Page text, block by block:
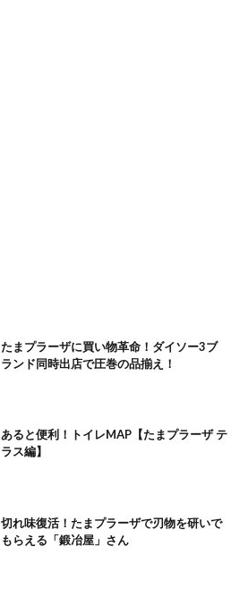
たまプラーザに買い物革命！ダイソー3ブ
ランド同時出店で圧巻の品揃え！
あると便利！トイレMAP【たまプラーザ テ
ラス編】
切れ味復活！たまプラーザで刃物を研いで
もらえる「鍛冶屋」さん